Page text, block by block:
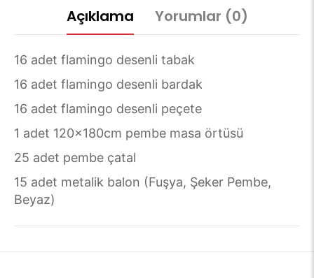
Açıklama Yorumlar (0)
16 adet flamingo desenli tabak
16 adet flamingo desenli bardak
16 adet flamingo desenli peçete
1 adet 120x180cm pembe masa örtüsü
25 adet pembe çatal
15 adet metalik balon (Fuşya, Şeker Pembe,
Beyaz)